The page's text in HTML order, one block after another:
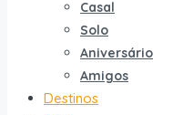
Casal
Solo
Aniversário
Amigos
Destinos